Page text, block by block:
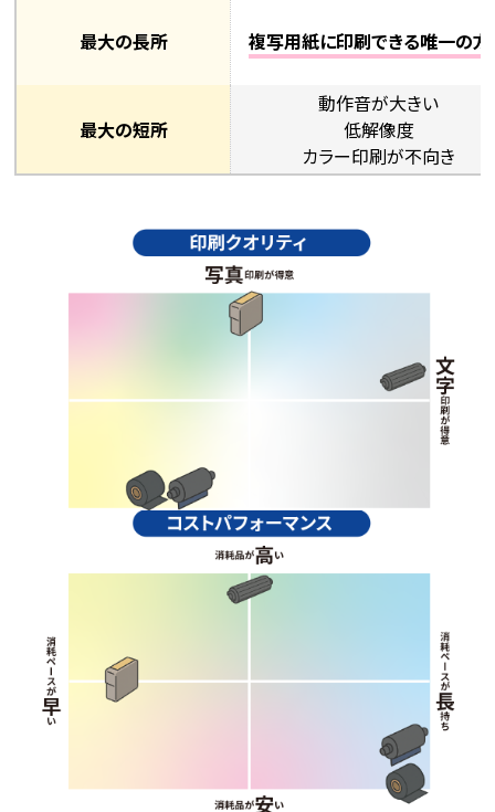
最大の長所 複写用紙に印刷できる唯一の
最大の短所
動作音が大きい
低解像度
カラー印刷が不向き